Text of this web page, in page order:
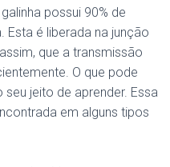
possui 90% de
Esta é liberada na junção
que a transmissão
O que pode
jeito de aprender. Essa
em alguns tipos